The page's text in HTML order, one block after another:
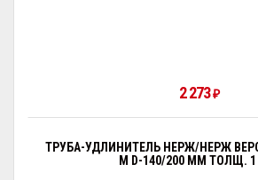
2 273₽
ТРУБА-УДЛИНИТЕЛЬ НЕРЖ/НЕРЖ
М D-140/200 ММ ТОЛЩ.